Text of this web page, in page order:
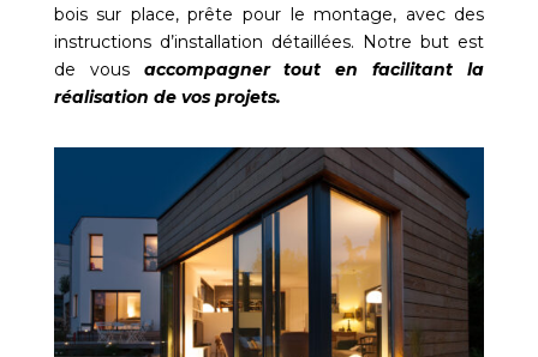
bois sur place, prête pour le montage, avec des
instructions d’installation détaillées. Notre but est
de vous accompagner tout en facilitant la
réalisation de vos projets.